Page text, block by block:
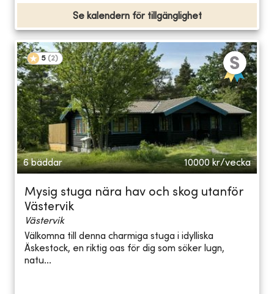
Se kalendern för tillgänglighet
5 (2)
6 bäddar 10000 kr/vecka
Mysig stuga nära hav och skog utanför
Västervik
Västervik
Välkomna till denna charmiga stuga i idylliska
Äskestock, en riktig oas för dig som söker lugn,
natu...